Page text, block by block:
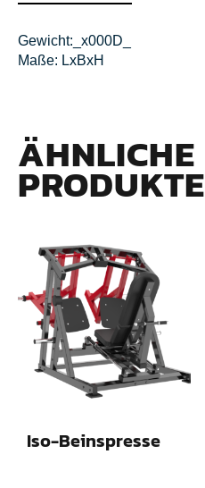
Gewicht:_x000D_
Maße: LxBxH
ÄHNLICHE
PRODUKTE
Iso-Beinspresse